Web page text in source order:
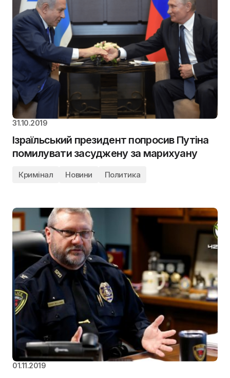
31.10.2019
Ізраїльський президент попросив Путіна
помилувати засуджену за марихуану
Кримінал Новини Политика
01.11.2019